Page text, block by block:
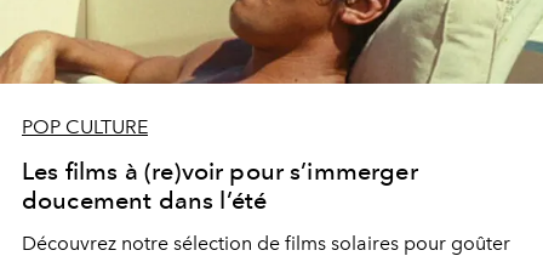
POP CULTURE
Les films à (re)voir pour s’immerger
doucement dans l’été
Découvrez notre sélection de films solaires pour goûter